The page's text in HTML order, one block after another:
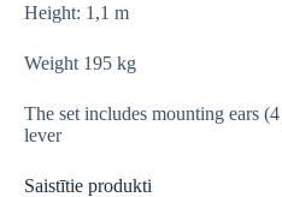
Height: 1,1 m
Weight 195 kg
The set includes mounting ears
lever
Saistītie produkti